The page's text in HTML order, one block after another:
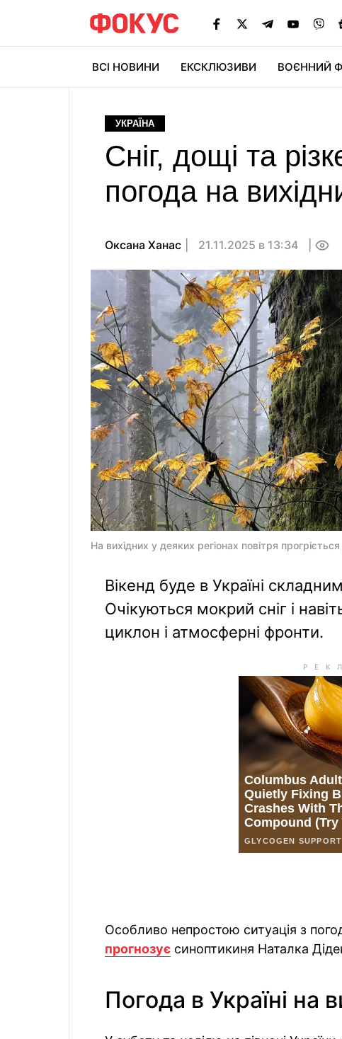
ВСІ НОВИНИ ЕКСКЛЮЗИВИ ВОЄННИЙ
УКРАЇНА
Сніг, дощі та
погода на
Оксана Ханас 21.11.2025 в 13:34
На вихідних у деяких регіонах повітря
Вікенд буде в Україні
Очікуються мокрий сніг і
циклон і атмосферні фронти.
Особливо непростою ситуація з
прогнозує синоптикиня Наталка
Погода в Україні на